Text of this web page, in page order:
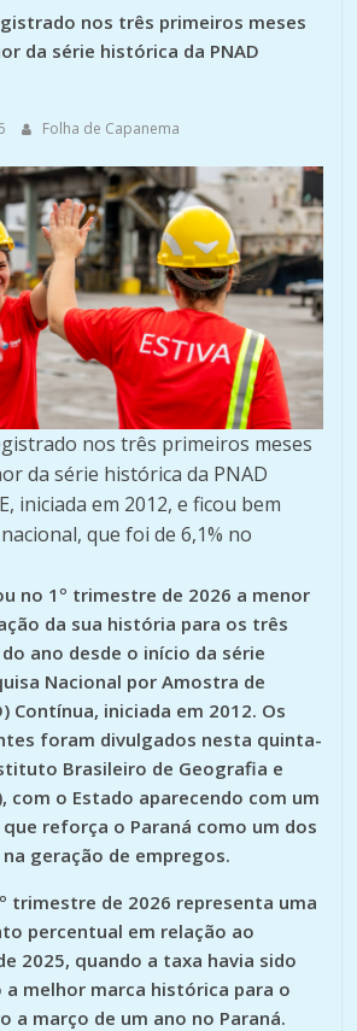
nos três primeiros meses
da série histórica da PNAD
Folha de Capanema
nos três primeiros meses
da série histórica da PNAD
iniciada em 2012, e ficou bem
que foi de 6,1% no
no 1º trimestre de 2026 a menor
da sua história para os três
ano desde o início da série
Nacional por Amostra de
Contínua, iniciada em 2012. Os
foram divulgados nesta quinta-
Brasileiro de Geografia e
com o Estado aparecendo com um
que reforça o Paraná como um dos
geração de empregos.
trimestre de 2026 representa uma
percentual em relação ao
2025, quando a taxa havia sido
a melhor marca histórica para o
a março de um ano no Paraná.